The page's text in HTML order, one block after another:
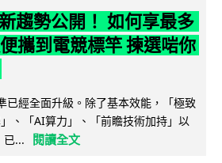
趨勢公開！ 如何享最多
攜到電競標竿 揀選啱你
已經全面升級。除了基本效能，「極致
、「AI算力」、「前瞻技術加持」以
已...
閱讀全文